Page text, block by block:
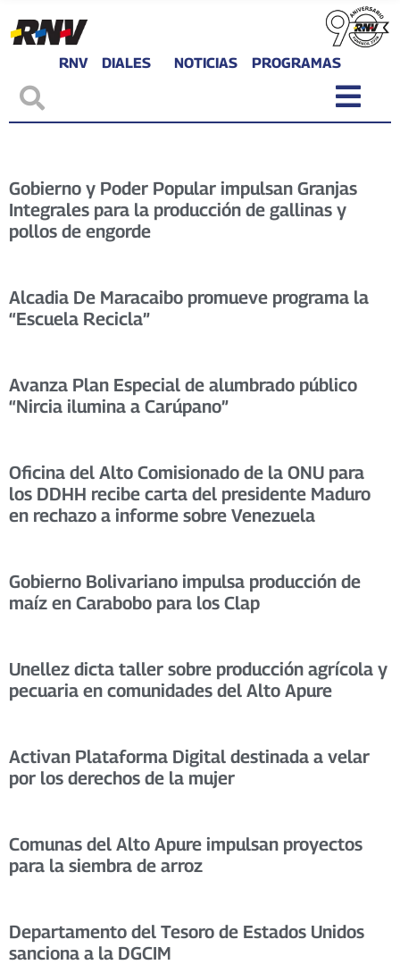
RNV DIALES NOTICIAS PROGRAMAS
Gobierno y Poder Popular impulsan Granjas
Integrales para la producción de gallinas y
pollos de engorde
Alcadia De Maracaibo promueve programa la
“Escuela Recicla”
Avanza Plan Especial de alumbrado público
“Nircia ilumina a Carúpano”
Oficina del Alto Comisionado de la ONU para
los DDHH recibe carta del presidente Maduro
en rechazo a informe sobre Venezuela
Gobierno Bolivariano impulsa producción de
maíz en Carabobo para los Clap
Unellez dicta taller sobre producción agrícola y
pecuaria en comunidades del Alto Apure
Activan Plataforma Digital destinada a velar
por los derechos de la mujer
Comunas del Alto Apure impulsan proyectos
para la siembra de arroz
Departamento del Tesoro de Estados Unidos
sanciona a la DGCIM